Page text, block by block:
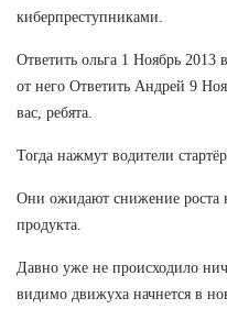
киберпреступниками.
Ответить ольга 1 Ноябрь 2013
от него Ответить Андрей 9
вас, ребята.
Тогда нажмут водители
Они ожидают снижение роста
продукта.
Давно уже не происходило
видимо движуха начнется в